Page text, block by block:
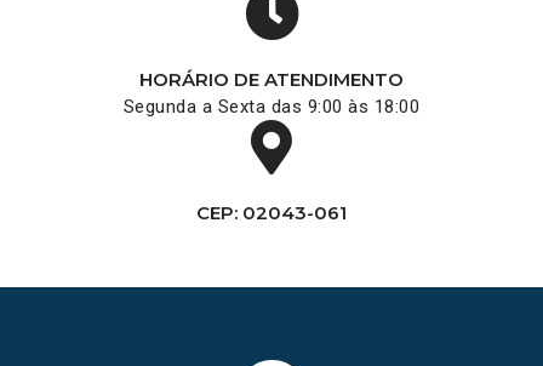
HORÁRIO DE ATENDIMENTO
Segunda a Sexta das 9:00 às 18:00
CEP: 02043-061